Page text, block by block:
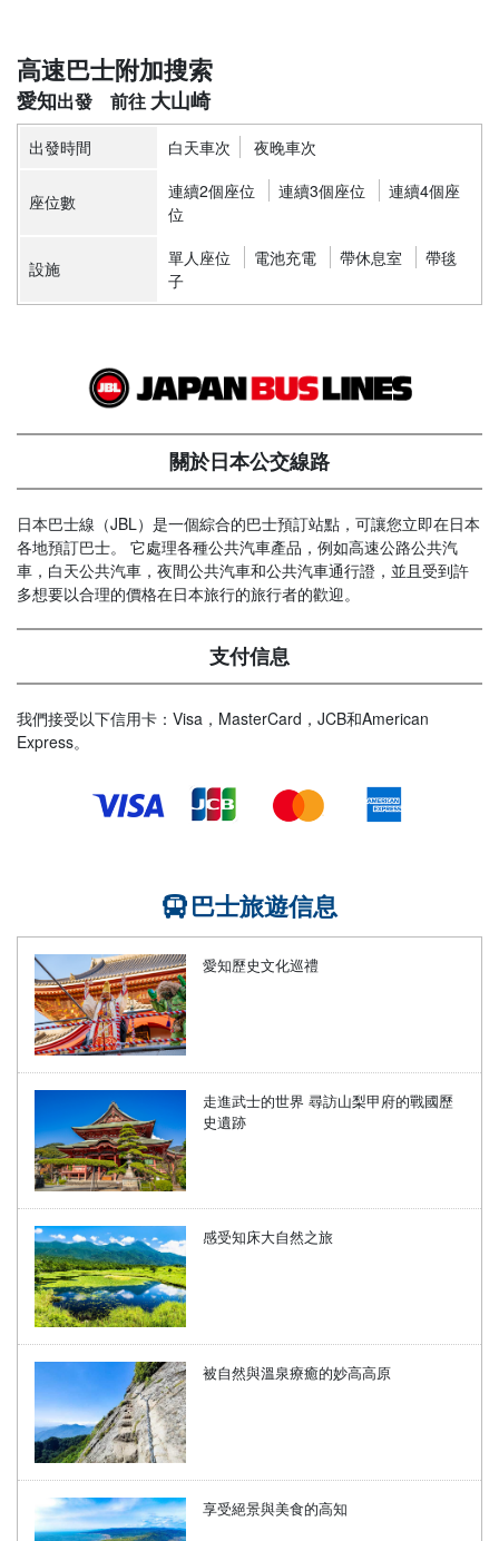
高速巴士附加搜索
愛知 大山崎
出發時間 白天車次 夜晚車次
座位數 連續2個座位 連續3個座位
連續4個座
位
設施 單人座位 電池充電 帶休息室
帶毯
子
關於日本公交線路
日本巴士線（JBL）是一個綜合的巴士預訂站點，可讓您立即在日本
各地預訂巴士。 它處理各種公共汽車產品，例如高速公路公共汽
車，白天公共汽車，夜間公共汽車和公共汽車通行證，並且受到許
多想要以合理的價格在日本旅行的旅行者的歡迎。
支付信息
我們接受以下信用卡：Visa，MasterCard，JCB和American
Express。
巴士旅遊信息
愛知歷史文化巡禮
走進武士的世界 尋訪山梨甲府的戰國歷
史遺跡
感受知床大自然之旅
被自然與溫泉療癒的妙高高原
享受絕景與美食的高知